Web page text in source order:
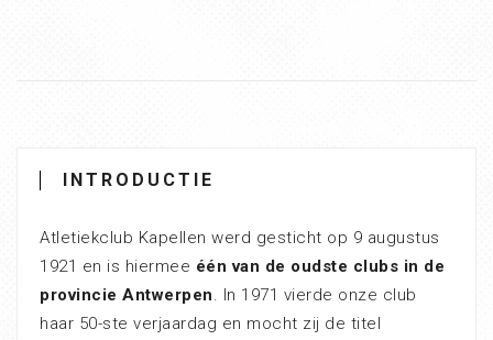
INTRODUCTIE
Atletiekclub Kapellen werd gesticht op 9 augustus
1921 en is hiermee één van de oudste clubs in de
provincie Antwerpen. In 1971 vierde onze club
haar 50-ste verjaardag en mocht zij de titel